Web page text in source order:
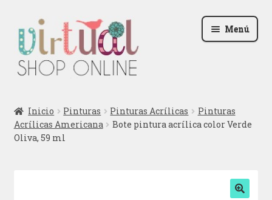
la
navegación
al
contenido
Menú
Podcast
Inicio Pinturas Pinturas Acrílicas
Pinturas
Acrílicas Americana
Bote pintura acrílica color Verde
Oliva, 59 ml